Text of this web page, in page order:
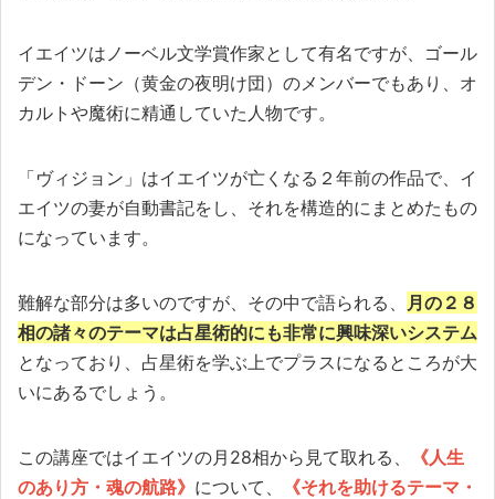
イエイツはノーベル文学賞作家として有名ですが、ゴール
デン・ドーン（黄金の夜明け団）のメンバーでもあり、オ
カルトや魔術に精通していた人物です。
「ヴィジョン」はイエイツが亡くなる２年前の作品で、イ
エイツの妻が自動書記をし、それを構造的にまとめたもの
になっています。
難解な部分は多いのですが、その中で語られる、
月の２８
相の諸々のテーマは占星術的にも非常に興味深いシステム
となっており、占星術を学ぶ上でプラスになるところが大
いにあるでしょう。
この講座ではイエイツの月28相から見て取れる、
《人生
のあり方・魂の航路》 について、
《それを助けるテーマ・